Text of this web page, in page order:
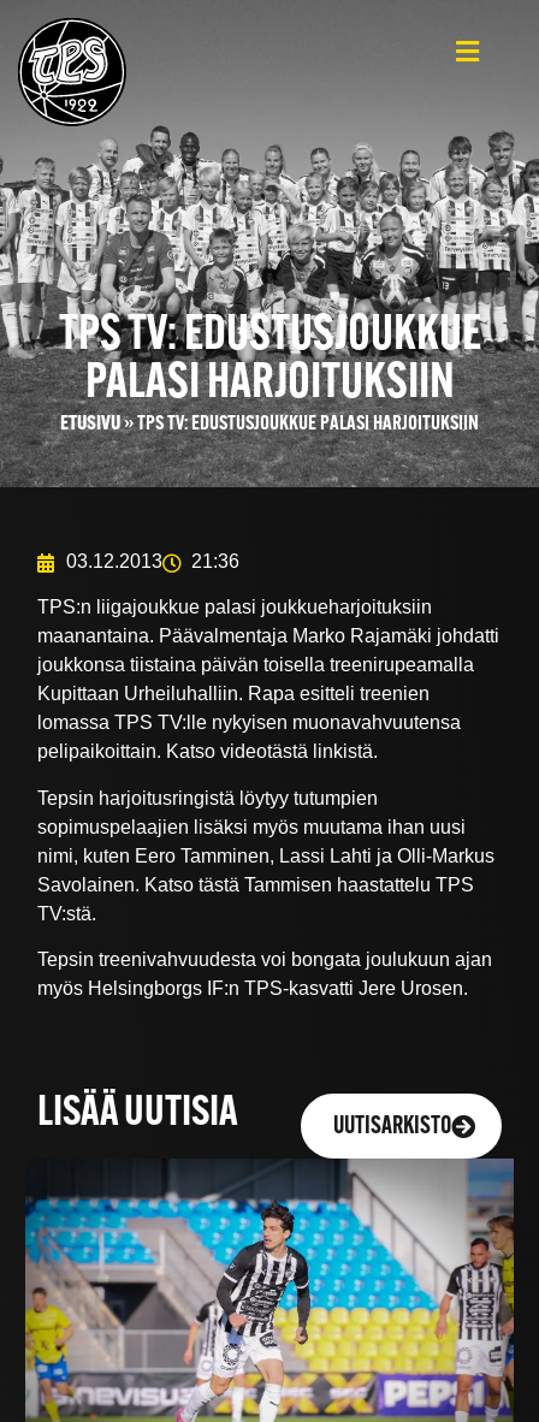
TPS TV: EDUSTUSJOUKKUE
PALASI HARJOITUKSIIN
ETUSIVU»TPS TV: EDUSTUSJOUKKUE PALASI HARJOITUKSIIN
03.12.2013 21:36
TPS:n liigajoukkue palasi joukkueharjoituksiin
maanantaina. Päävalmentaja Marko Rajamäki johdatti
joukkonsa tiistaina päivän toisella treenirupeamalla
Kupittaan Urheiluhalliin. Rapa esitteli treenien
lomassa TPS TV:lle nykyisen muonavahvuutensa
pelipaikoittain. Katso videotästä linkistä.
Tepsin harjoitusringistä löytyy tutumpien
sopimuspelaajien lisäksi myös muutama ihan uusi
nimi, kuten Eero Tamminen, Lassi Lahti ja Olli-Markus
Savolainen. Katso tästä Tammisen haastattelu TPS
TV:stä.
Tepsin treenivahvuudesta voi bongata joulukuun ajan
myös Helsingborgs IF:n TPS-kasvatti Jere Urosen.
LISÄÄ UUTISIA UUTISARKISTO